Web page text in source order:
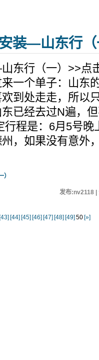
装—山东行
东行（一）>>点
一个单子：山东
到处走走，所以
已经去过N遍，
行程是：6月5号
，如果没有意外
发布:nv2118 |
[43] [44] [45] [46] [47] [48] [49] 50 [»]